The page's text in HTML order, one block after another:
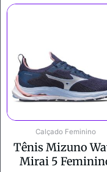
Calçado Feminino
Tênis Mizuno
Mirai 5